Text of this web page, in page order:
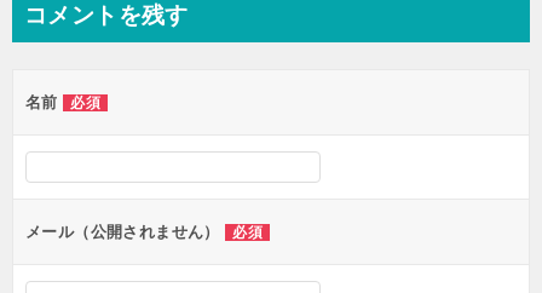
ビ
ー
シ
ョ
ン
コメントを残す
名前 必須
メール（公開されません） 必須